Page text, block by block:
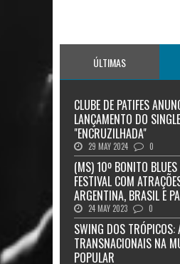
ÚLTIMAS
CLUBE DE PATIFES
LANÇAMENTO DO SINGLE
"ENCRUZILHADA"
29 MAY 2024 0
(MS) 10º BONITO
FESTIVAL COM
ARGENTINA, BRASIL E
24 MAY 2023 0
SWING DOS TRÓPICOS:
TRANSNACIONAIS NA
POPULAR